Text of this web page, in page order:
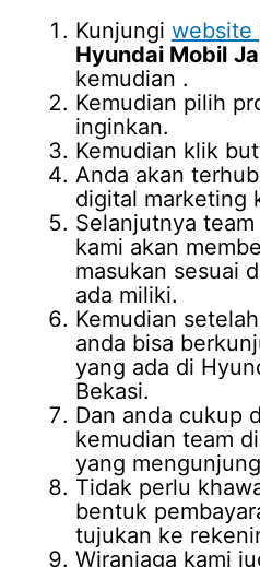
Kunjungiwebsite
Hyundai Mobil
kemudian .
Kemudian pilih
inginkan.
Kemudian klik
Anda akan
digital marketing
Selanjutnya
kami akan
masukan sesuai
ada miliki.
Kemudian
anda bisa
yang ada di
Bekasi.
Dan anda cukup
kemudian team
yang
Tidak perlu
bentuk
tujukan ke
Wiraniaga kami